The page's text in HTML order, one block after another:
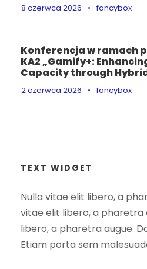
8 czerwca 2026 • fancybox
Konferencja w ramach
KA2 „Gamify+:
Capacity through
2 czerwca 2026 • fancybox
TEXT WIDGET
Nulla vitae elit libero, a
vitae elit libero, a pharetra
libero, a pharetra augue.
Etiam porta sem